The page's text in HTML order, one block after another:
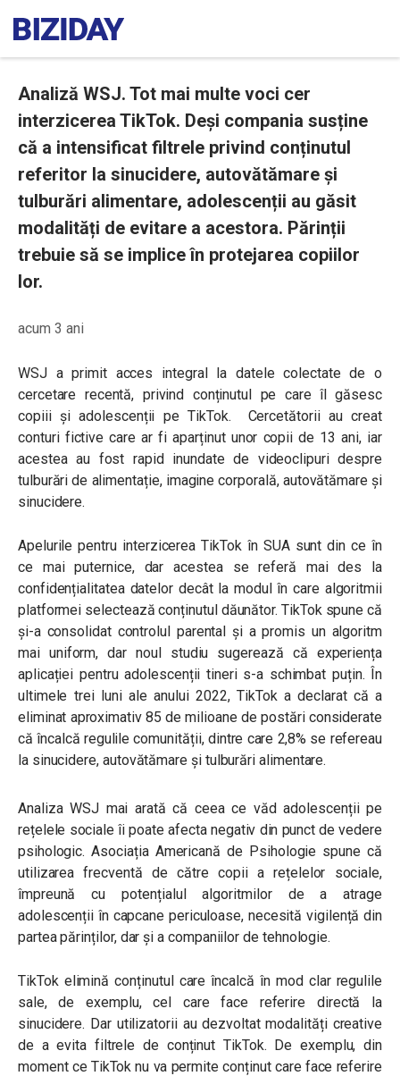
Analiză WSJ. Tot mai multe voci cer
interzicerea TikTok. Deși compania susține
că a intensificat filtrele privind conținutul
referitor la sinucidere, autovătămare și
tulburări alimentare, adolescenții au găsit
modalități de evitare a acestora. Părinții
trebuie să se implice în protejarea copiilor
lor.
acum 3 ani
WSJ a primit acces integral la datele colectate de o
cercetare recentă, privind conținutul pe care îl găsesc
copiii și adolescenții pe TikTok. Cercetătorii au creat
conturi fictive care ar fi aparținut unor copii de 13 ani, iar
acestea au fost rapid inundate de videoclipuri despre
tulburări de alimentație, imagine corporală, autovătămare și
sinucidere.
Apelurile pentru interzicerea TikTok în SUA sunt din ce în
ce mai puternice, dar acestea se referă mai des la
confidențialitatea datelor decât la modul în care algoritmii
platformei selectează conținutul dăunător. TikTok spune că
și-a consolidat controlul parental și a promis un algoritm
mai uniform, dar noul studiu sugerează că experiența
aplicației pentru adolescenții tineri s-a schimbat puțin. În
ultimele trei luni ale anului 2022, TikTok a declarat că a
eliminat aproximativ 85 de milioane de postări considerate
că încalcă regulile comunității, dintre care 2,8% se refereau
la sinucidere, autovătămare și tulburări alimentare.
Analiza WSJ mai arată că ceea ce văd adolescenții pe
rețelele sociale îi poate afecta negativ din punct de vedere
psihologic. Asociația Americană de Psihologie spune că
utilizarea frecventă de către copii a rețelelor sociale,
împreună cu potențialul algoritmilor de a atrage
adolescenții în capcane periculoase, necesită vigilență din
partea părinților, dar și a companiilor de tehnologie.
TikTok elimină conținutul care încalcă în mod clar regulile
sale, de exemplu, cel care face referire directă la
sinucidere. Dar utilizatorii au dezvoltat modalități creative
de a evita filtrele de conținut TikTok. De exemplu, din
moment ce TikTok nu va permite conținut care face referire